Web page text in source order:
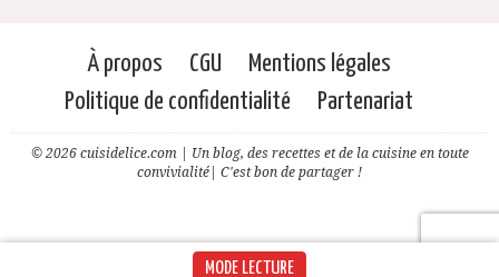
MODE LECTURE
À propos CGU
Mentions légales
Politique de confidentialité
Partenariat
© 2026 cuisidelice.com | Un blog, des recettes et de la cuisine en toute
convivialité| C'est bon de partager !